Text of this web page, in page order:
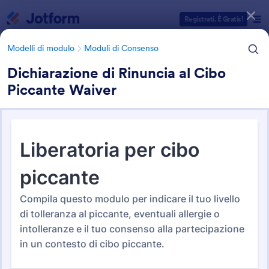
Registrati. È Gratis!
Modelli di modulo Moduli di Consenso
Dichiarazione di Rinuncia al Cibo
Piccante Waiver
Moduli di Consenso
783 Template
Categorie Template Moduli